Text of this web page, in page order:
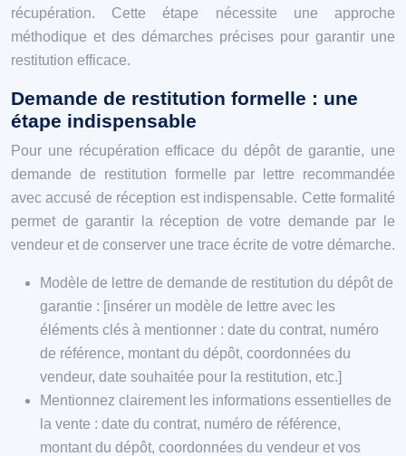
récupération. Cette étape nécessite une approche
méthodique et des démarches précises pour garantir une
restitution efficace.
Demande de restitution formelle : une
étape indispensable
Pour une récupération efficace du dépôt de garantie, une
demande de restitution formelle par lettre recommandée
avec accusé de réception est indispensable. Cette formalité
permet de garantir la réception de votre demande par le
vendeur et de conserver une trace écrite de votre démarche.
Modèle de lettre de demande de restitution du dépôt de
garantie : [insérer un modèle de lettre avec les
éléments clés à mentionner : date du contrat, numéro
de référence, montant du dépôt, coordonnées du
vendeur, date souhaitée pour la restitution, etc.]
Mentionnez clairement les informations essentielles de
la vente : date du contrat, numéro de référence,
montant du dépôt, coordonnées du vendeur et vos